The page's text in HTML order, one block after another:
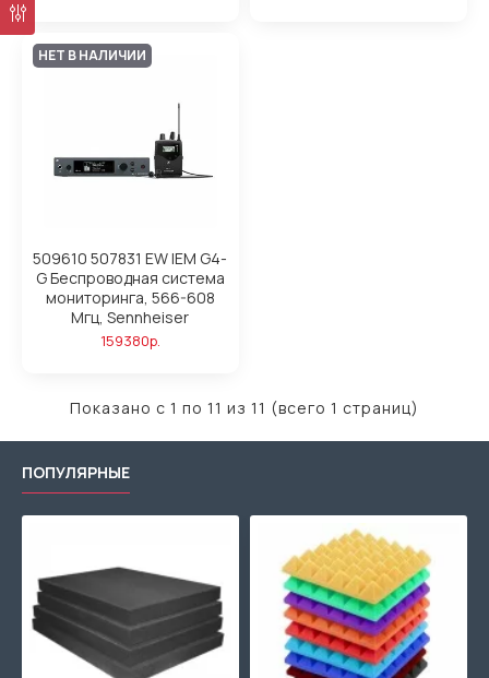
НЕТ В НАЛИЧИИ
509610 507831 EW IEM G4-
G Беспроводная система
мониторинга, 566-608
Мгц, Sennheiser
159380р.
Показано с 1 по 11 из 11 (всего 1 страниц)
ПОПУЛЯРНЫЕ